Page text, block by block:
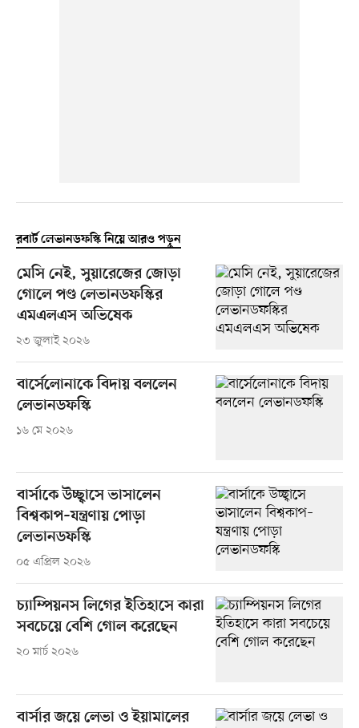
রবার্ট লেভানডফস্কি নিয়ে আরও পড়ুন
মেসি নেই, সুয়ারেজের জোড়া
গোলে পণ্ড লেভানডফস্কির
এমএলএস অভিষেক
২৩ জুলাই ২০২৬
বার্সেলোনাকে বিদায় বললেন
লেভানডফস্কি
১৬ মে ২০২৬
বার্সাকে উচ্ছ্বাসে ভাসালেন
বিশ্বকাপ–যন্ত্রণায় পোড়া
লেভানডফস্কি
০৫ এপ্রিল ২০২৬
চ্যাম্পিয়নস লিগের ইতিহাসে কারা
সবচেয়ে বেশি গোল করেছেন
২০ মার্চ ২০২৬
বার্সার জয়ে লেভা ও ইয়ামালের